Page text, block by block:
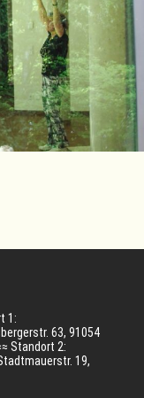
1:
63, 91054
Standort 2:
19,